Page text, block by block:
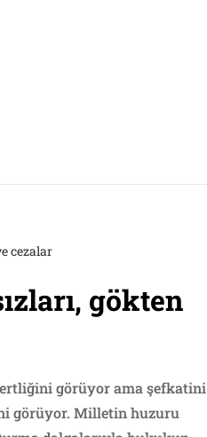
cezalar
gökten
görüyor ama şefkatini
görüyor. Milletin huzuru